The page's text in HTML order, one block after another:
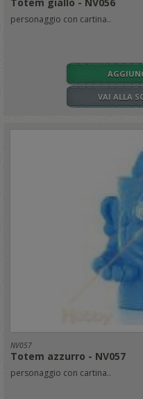
personaggio con cartina..
VAI ALLA
NV057
Totem azzurro - NV057
personaggio con cartina..